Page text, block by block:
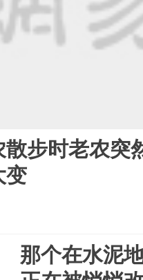
散步时老农突
变
那个在水泥